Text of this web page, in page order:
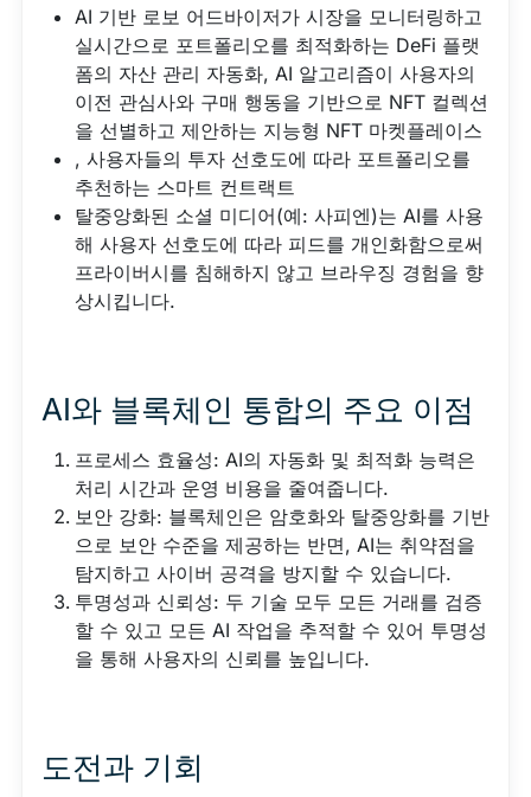
AI 기반 로보 어드바이저가 시장을 모니터링하고
실시간으로 포트폴리오를 최적화하는 DeFi 플랫
폼의 자산 관리 자동화, AI 알고리즘이 사용자의
이전 관심사와 구매 행동을 기반으로 NFT 컬렉션
을 선별하고 제안하는 지능형 NFT 마켓플레이스
, 사용자들의 투자 선호도에 따라 포트폴리오를
추천하는 스마트 컨트랙트
탈중앙화된 소셜 미디어(예: 사피엔)는 AI를 사용
해 사용자 선호도에 따라 피드를 개인화함으로써
프라이버시를 침해하지 않고 브라우징 경험을 향
상시킵니다.
AI와 블록체인 통합의 주요 이점
프로세스 효율성: AI의 자동화 및 최적화 능력은
처리 시간과 운영 비용을 줄여줍니다.
보안 강화: 블록체인은 암호화와 탈중앙화를 기반
으로 보안 수준을 제공하는 반면, AI는 취약점을
탐지하고 사이버 공격을 방지할 수 있습니다.
투명성과 신뢰성: 두 기술 모두 모든 거래를 검증
할 수 있고 모든 AI 작업을 추적할 수 있어 투명성
을 통해 사용자의 신뢰를 높입니다.
도전과 기회